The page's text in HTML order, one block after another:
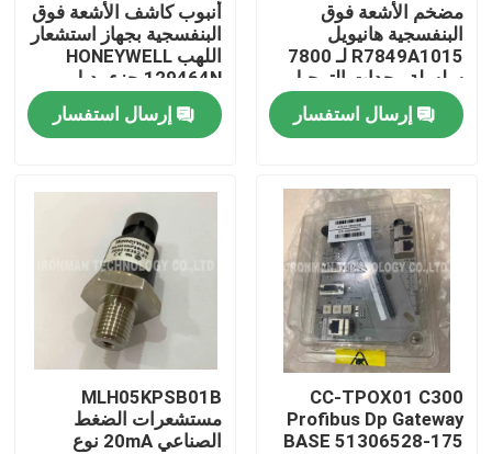
جولة في المعمل
مراقبة الجودة
أخبار
حالات
وحدة التحكم PLC
وحدة هانيويل PLC
مضخم الأشعة فوق
البنفسجية هانيويل
R7849A1015 لـ 7800
سلسلة وحدات الترحيل
إرسال استفسار
أنبوب كاشف الأشعة فوق
البنفسجية بجهاز استشعار
اللهب HONEYWELL
129464N جزء بديل
إرسال استفسار
CC-TPOX01 C300
Profibus Dp Gateway
BASE 51306528-175
MLH05KPSB01B
مستشعرات الضغط
الصناعي 20mA نوع